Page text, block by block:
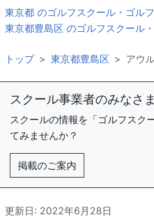
東京都 のゴルフスクール・ゴル
東京都豊島区 のゴルフスクール
トップ 東京都豊島区 アウ
スクール事業者のみなさ
スクールの情報を「ゴルフスク
てみませんか？
掲載のご案内
更新日: 2022年6月28日